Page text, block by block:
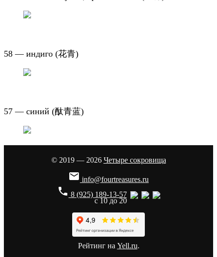
58 — индиго (花青)
57 — синий (酞青蓝)
© 2019 — 2026 Четыре сокровища
 info@fourtreasures.ru
phone 8 (925) 189-13-57
с 10 до 20
Рейтинг на Yell.ru.